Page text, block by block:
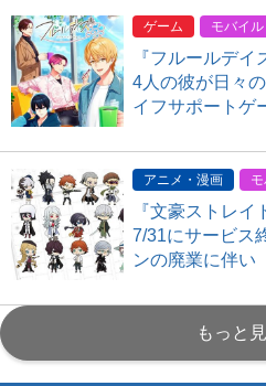
ゲーム モバイル
『フルールデイ
4人の彼が日々
イフサポートゲ
アニメ・漫画
『文豪ストレ
7/31にサービス
ンの廃業に伴い
もっと